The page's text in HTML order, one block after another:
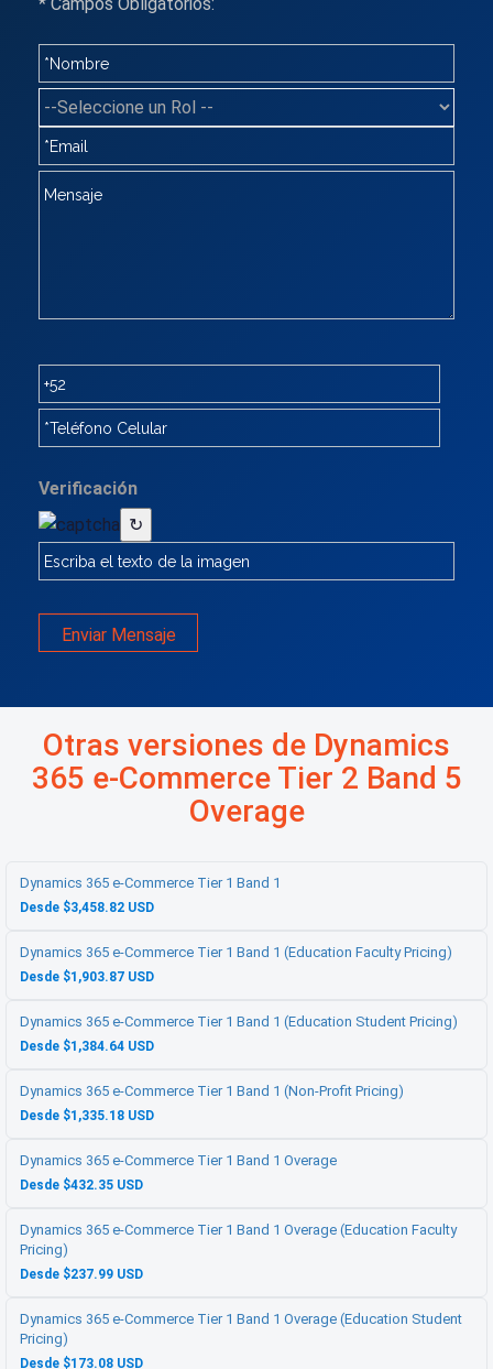
Verificación
↻
Enviar Mensaje
Otras versiones de Dynamics
365 e-Commerce Tier 2 Band 5
Overage
Dynamics 365 e-Commerce Tier 1 Band 1
Desde $3,458.82 USD
Dynamics 365 e-Commerce Tier 1 Band 1 (Education Faculty Pricing)
Desde $1,903.87 USD
Dynamics 365 e-Commerce Tier 1 Band 1 (Education Student Pricing)
Desde $1,384.64 USD
Dynamics 365 e-Commerce Tier 1 Band 1 (Non-Profit Pricing)
Desde $1,335.18 USD
Dynamics 365 e-Commerce Tier 1 Band 1 Overage
Desde $432.35 USD
Dynamics 365 e-Commerce Tier 1 Band 1 Overage (Education Faculty
Pricing)
Desde $237.99 USD
Dynamics 365 e-Commerce Tier 1 Band 1 Overage (Education Student
Pricing)
Desde $173.08 USD